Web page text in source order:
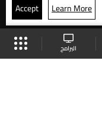
البرامج
Accept Learn More
البث المباشر